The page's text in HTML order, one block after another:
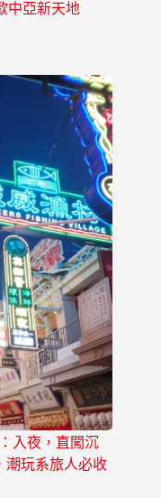
中亞新天地
入夜，直闖沉
潮玩系旅人必收